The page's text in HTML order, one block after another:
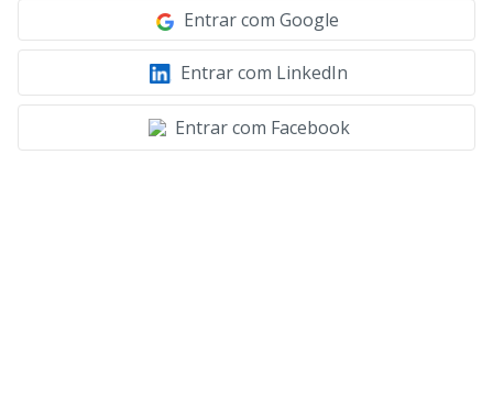
Entrar com Google
Entrar com LinkedIn
Entrar com Facebook